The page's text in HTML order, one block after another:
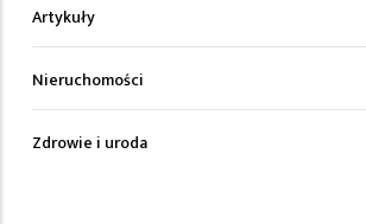
Artykuły
Nieruchomości
Zdrowie i uroda